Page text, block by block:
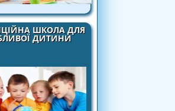
ШКОЛА ДЛЯ
ДИТИНИ
ПЕДАГОГІЧНОЇ